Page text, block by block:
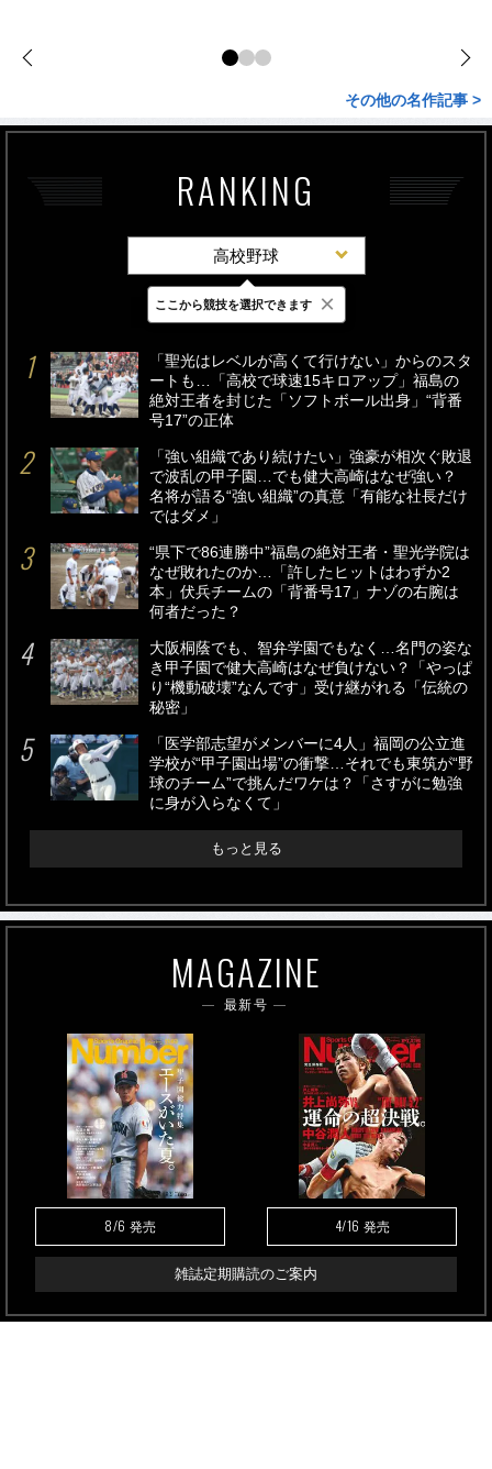
その他の名作記事 >
RANKING
高校野球
最新 24時間 週間
「聖光はレベルが高くて行けない」からのスタ
ートも…「高校で球速15キロアップ」福島の
絶対王者を封じた「ソフトボール出身」“背番
号17”の正体
「強い組織であり続けたい」強豪が相次ぐ敗退
で波乱の甲子園…でも健大高崎はなぜ強い？
名将が語る“強い組織”の真意「有能な社長だけ
ではダメ」
“県下で86連勝中”福島の絶対王者・聖光学院は
なぜ敗れたのか…「許したヒットはわずか2
本」伏兵チームの「背番号17」ナゾの右腕は
何者だった？
大阪桐蔭でも、智弁学園でもなく…名門の姿な
き甲子園で健大高崎はなぜ負けない？「やっぱ
り“機動破壊”なんです」受け継がれる「伝統の
秘密」
「医学部志望がメンバーに4人」福岡の公立進
学校が“甲子園出場”の衝撃…それでも東筑が“野
球のチーム”で挑んだワケは？「さすがに勉強
に身が入らなくて」
もっと見る
MAGAZINE
最新号
8/6 発売 4/16 発売
雑誌定期購読のご案内
ここから競技を選択できます ×